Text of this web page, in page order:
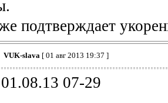
подтверждает
VUK-slava [ 01 авг 2013 19:37 ]
07-29